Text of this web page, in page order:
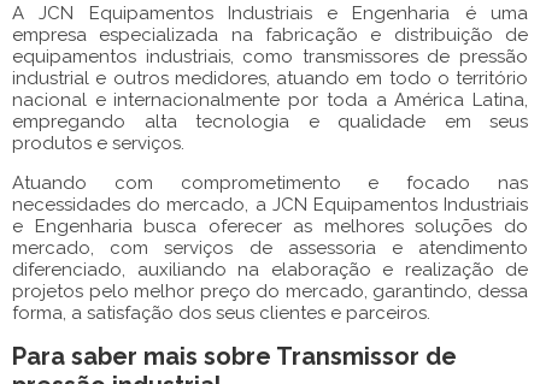
A JCN Equipamentos Industriais e Engenharia é uma
empresa especializada na fabricação e distribuição de
equipamentos industriais, como transmissores de pressão
industrial e outros medidores, atuando em todo o território
nacional e internacionalmente por toda a América Latina,
empregando alta tecnologia e qualidade em seus
produtos e serviços.
Atuando com comprometimento e focado nas
necessidades do mercado, a JCN Equipamentos Industriais
e Engenharia busca oferecer as melhores soluções do
mercado, com serviços de assessoria e atendimento
diferenciado, auxiliando na elaboração e realização de
projetos pelo melhor preço do mercado, garantindo, dessa
forma, a satisfação dos seus clientes e parceiros.
Para saber mais sobre Transmissor de